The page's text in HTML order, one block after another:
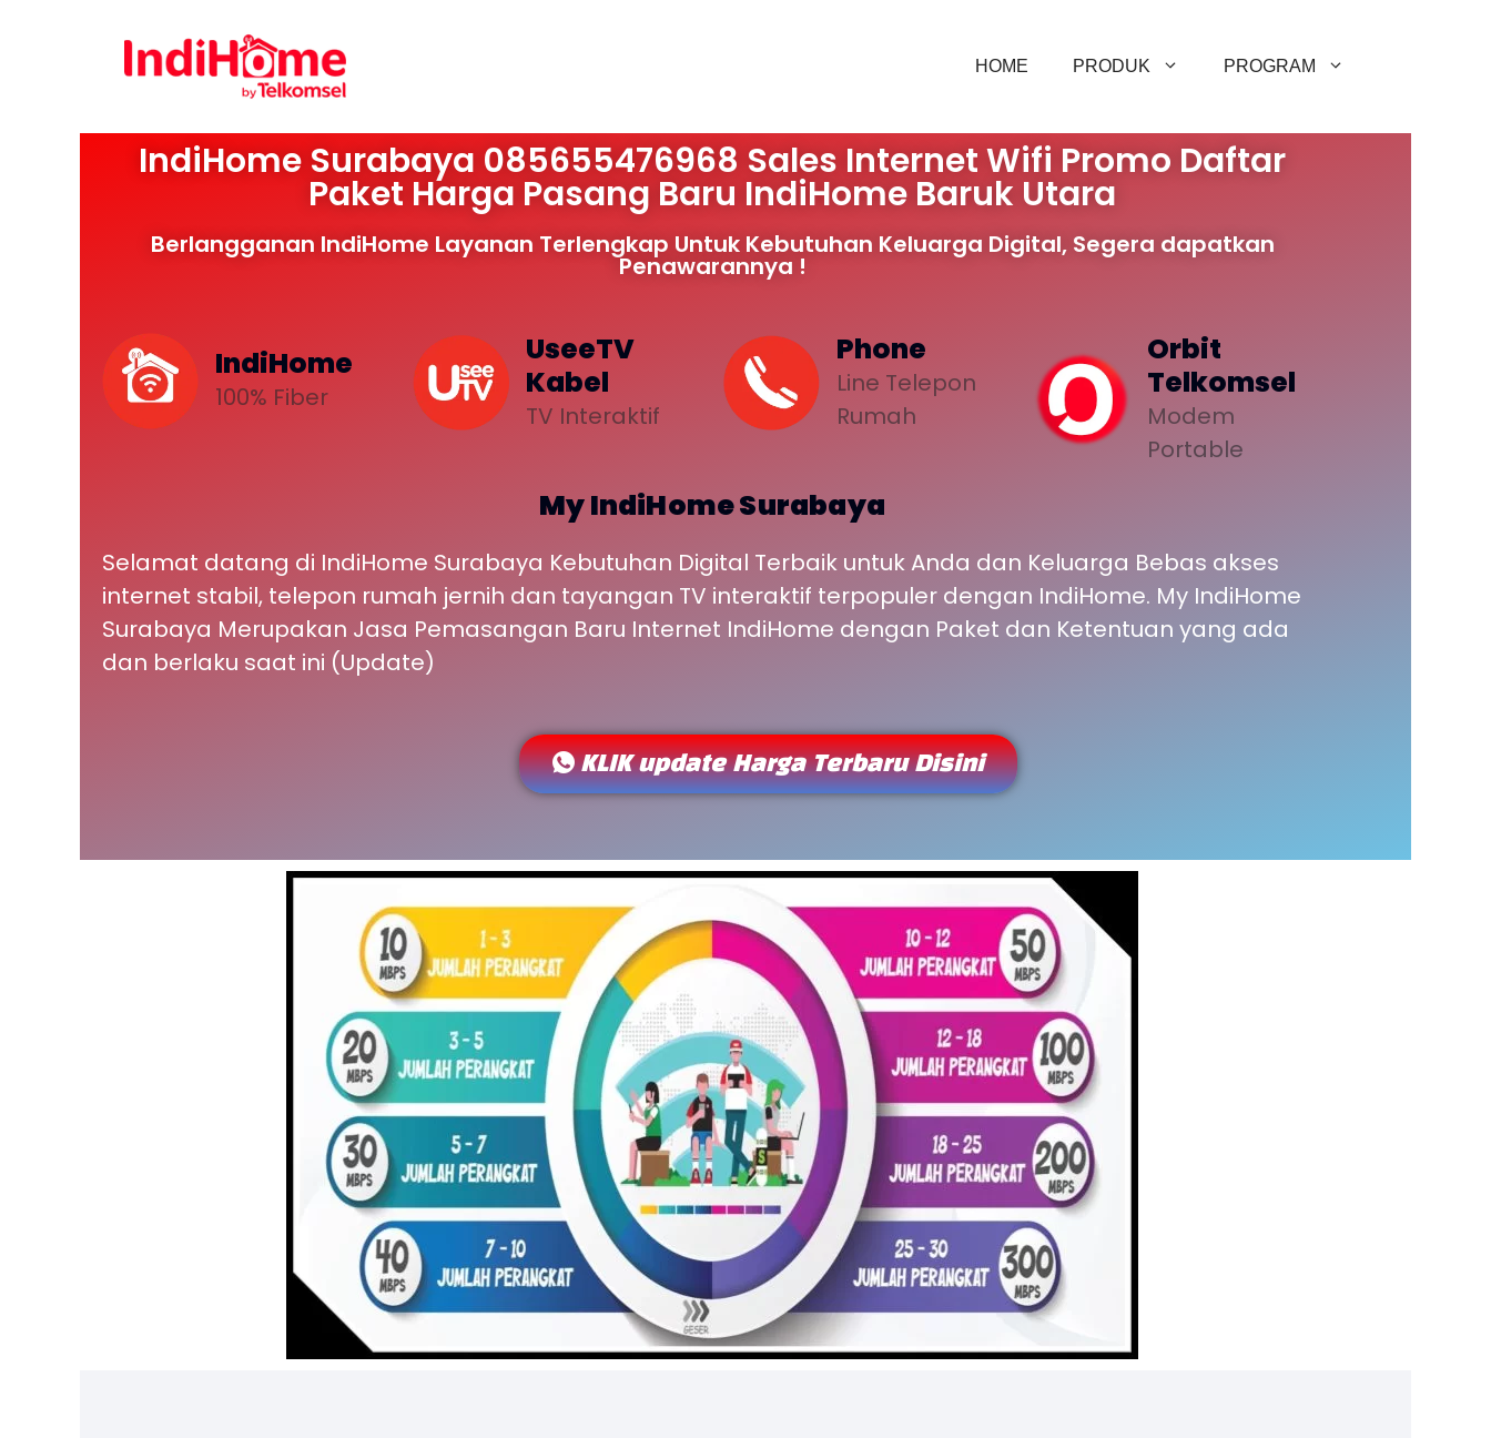
HOME PRODUK PROGRAM
IndiHome Surabaya 085655476968 Sales Internet Wifi Promo Daftar
Paket Harga Pasang Baru IndiHome Baruk Utara
Berlangganan IndiHome Layanan Terlengkap Untuk Kebutuhan Keluarga Digital, Segera dapatkan
Penawarannya !
IndiHome
100% Fiber
UseeTV
Kabel
TV Interaktif
Phone
Line Telepon
Rumah
Orbit
Telkomsel
Modem
Portable
My IndiHome Surabaya
Selamat datang di IndiHome Surabaya Kebutuhan Digital Terbaik untuk Anda dan Keluarga Bebas akses
internet stabil, telepon rumah jernih dan tayangan TV interaktif terpopuler dengan IndiHome. My IndiHome
Surabaya Merupakan Jasa Pemasangan Baru Internet IndiHome dengan Paket dan Ketentuan yang ada
dan berlaku saat ini (Update)
KLIK update Harga Terbaru Disini